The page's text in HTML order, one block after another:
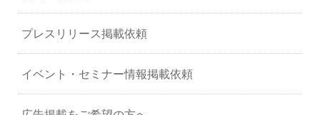
プレスリリース掲載依頼
イベント・セミナー情報掲載依頼